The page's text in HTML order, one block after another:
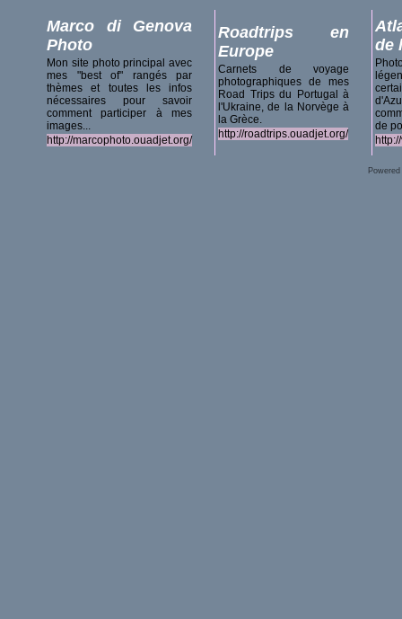
Marco di Genova
Photo
Mon site photo principal avec
mes "best of" rangés par
thèmes et toutes les infos
nécessaires pour savoir
comment participer à mes
images...
http://marcophoto.ouadjet.org/
Roadtrips en
Europe
Carnets de voyage
photographiques de mes
Road Trips du Portugal à
l'Ukraine, de la Norvège à
la Grèce.
http://roadtrips.ouadjet.org/
de
de